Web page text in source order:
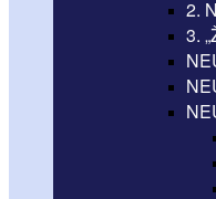
2.
3.